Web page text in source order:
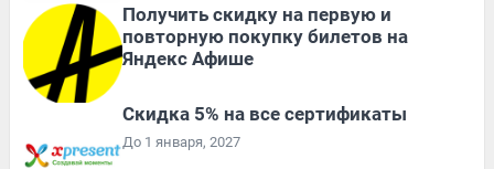
Получить скидку на первую и
повторную покупку билетов на
Яндекс Афише
Скидка 5% на все сертификаты
До 1 января, 2027